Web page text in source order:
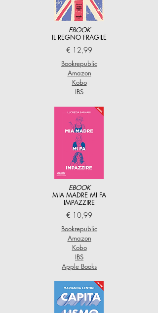
EBOOK
IL REGNO FRAGILE
€ 12,99
Bookrepublic
Amazon
Kobo
IBS
EBOOK
MIA MADRE MI FA
IMPAZZIRE
€ 10,99
Bookrepublic
Amazon
Kobo
IBS
Apple Books